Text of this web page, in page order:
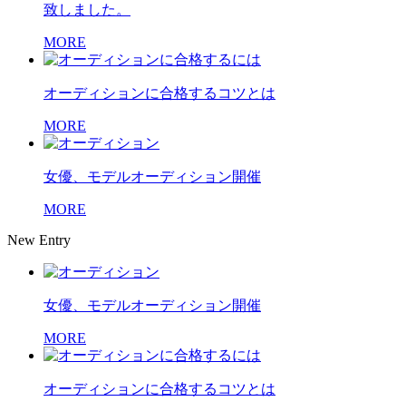
致しました。
MORE
オーディションに合格するコツとは
MORE
女優、モデルオーディション開催
MORE
New Entry
女優、モデルオーディション開催
MORE
オーディションに合格するコツとは